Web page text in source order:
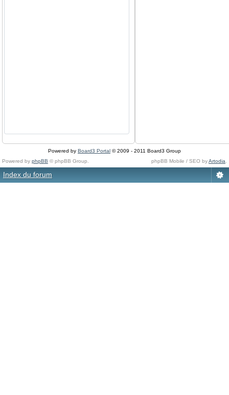
Powered by Board3 Portal © 2009 - 2011 Board3 Group
Powered by phpBB © phpBB Group. phpBB Mobile / SEO byArtodia
Index du forum